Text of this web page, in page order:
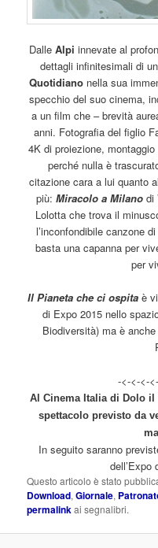
Dalle Alpi innevate al
dettagli infinitesimali di
Quotidianonella sua
specchio del suo cinema,
a un film che – brevità
anni. Fotografia del figlio
4K di proiezione,
perché nulla è
citazione cara a lui quanto
più: Miracolo a Milano di
Lolotta che trova il
l’inconfondibile canzone di
basta una capanna per
per
Il Pianeta che ci ospita è
di Expo 2015 nello
Biodiversità) ma è
-<-<-<-
Al Cinema Italia di Dolo
spettacolo previsto da
In seguito saranno
dell’Expo
Questo articolo è stato
Download,Giornale,
permalinkai segnalibri.